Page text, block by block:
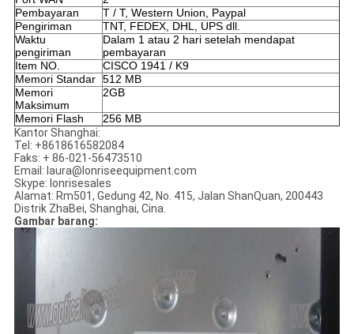
Pembayaran
T / T, Western Union, Paypal
Pengiriman
TNT, FEDEX, DHL, UPS dll.
Waktu
pengiriman
Dalam 1 atau 2 hari setelah mendapat
pembayaran
Item NO.
CISCO 1941 / K9
Memori Standar 512 MB
Memori
Maksimum
2GB
Memori Flash
256 MB
Kantor Shanghai:
Tel: +8618616582084
Faks: + 86-021-56473510
Email: laura@lonriseequipment.com
Skype: lonrisesales
Alamat: Rm501, Gedung 42, No. 415, Jalan ShanQuan, 200443
Distrik ZhaBei, Shanghai, Cina.
Gambar barang: